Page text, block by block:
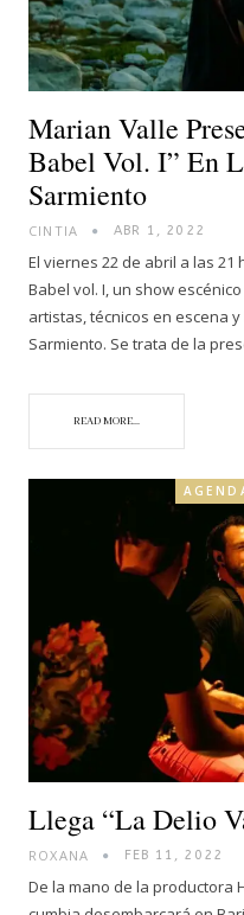
Marian Valle
Babel Vol. I” En
Sarmiento
CINTIA ABR 1, 2022
El viernes 22 de abril a las
Babel vol. I, un show
artistas, técnicos en escena
Sarmiento. Se trata de la
READ MORE...
Llega “La Delio
ROXANA FEB 11, 2022
De la mano de la productora